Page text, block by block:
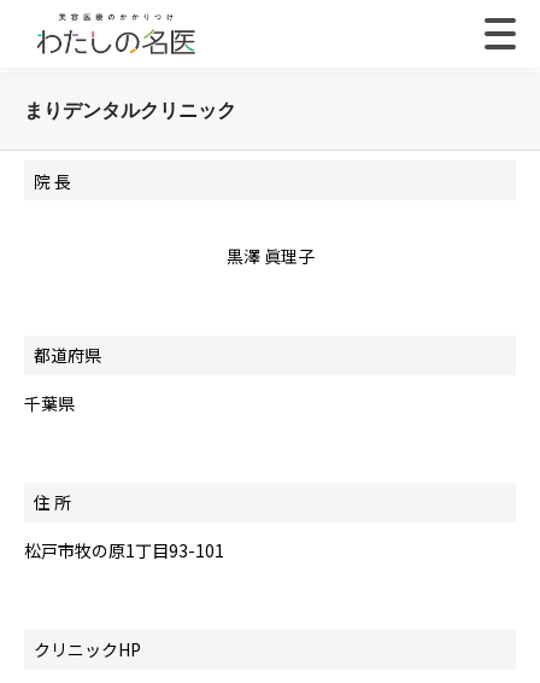
まりデンタルクリニック
院 長
黒澤 眞理子
都道府県
千葉県
住 所
松戸市牧の原1丁目93-101
クリニックHP